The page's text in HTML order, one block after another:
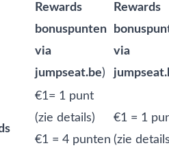
Rewards
bonuspunten
via
jumpseat.be)
Rewards
via
€1= 1 punt
(zie details)
€1 = 4 punten
€1 = 1
(zie